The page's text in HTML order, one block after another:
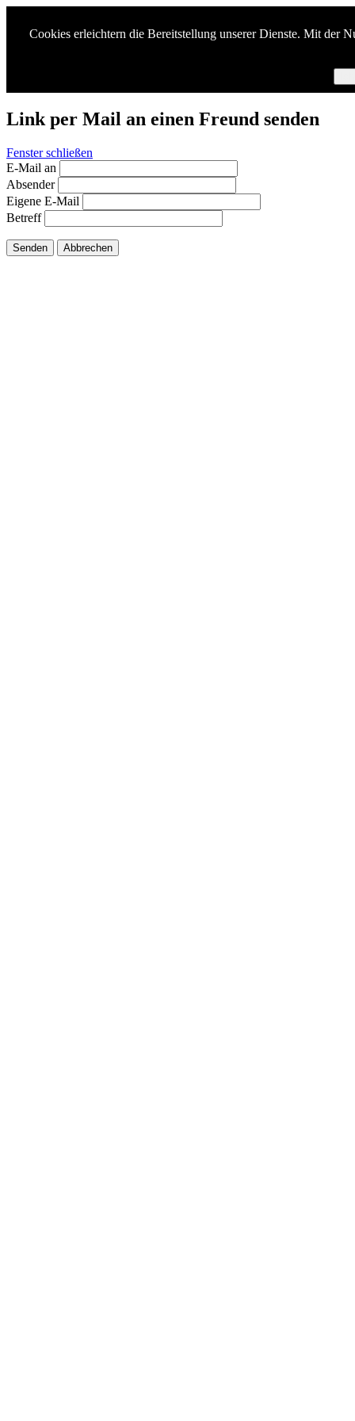
Cookies erleichtern die Bereitstellung unserer Dienste. Mit der
Link per Mail an einen Freund senden
Fenster schließen
E-Mail an
Absender
Eigene E-Mail
Betreff
Senden Abbrechen